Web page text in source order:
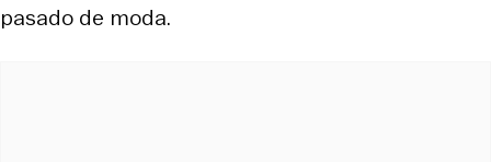
pasado de moda.